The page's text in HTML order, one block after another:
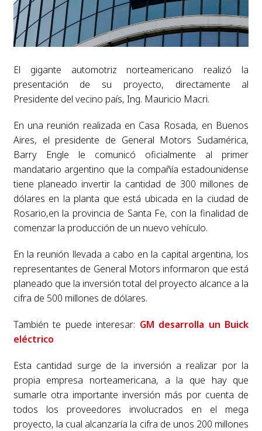
El gigante automotriz norteamericano realizó la
presentación de su proyecto, directamente al
Presidente del vecino país, Ing. Mauricio Macri.
En una reunión realizada en Casa Rosada, en Buenos
Aires, el presidente de General Motors Sudamérica,
Barry Engle le comunicó oficialmente al primer
mandatario argentino que la compañía estadounidense
tiene planeado invertir la cantidad de 300 millones de
dólares en la planta que está ubicada en la ciudad de
Rosario,en la provincia de Santa Fe, con la finalidad de
comenzar la producción de un nuevo vehículo.
En la reunión llevada a cabo en la capital argentina, los
representantes de General Motors informaron que está
planeado que la inversión total del proyecto alcance a la
cifra de 500 millones de dólares.
También te puede interesar: GM desarrolla un Buick
eléctrico
Esta cantidad surge de la inversión a realizar por la
propia empresa norteamericana, a la que hay que
sumarle otra importante inversión más por cuenta de
todos los proveedores involucrados en el mega
proyecto, la cual alcanzaría la cifra de unos 200 millones